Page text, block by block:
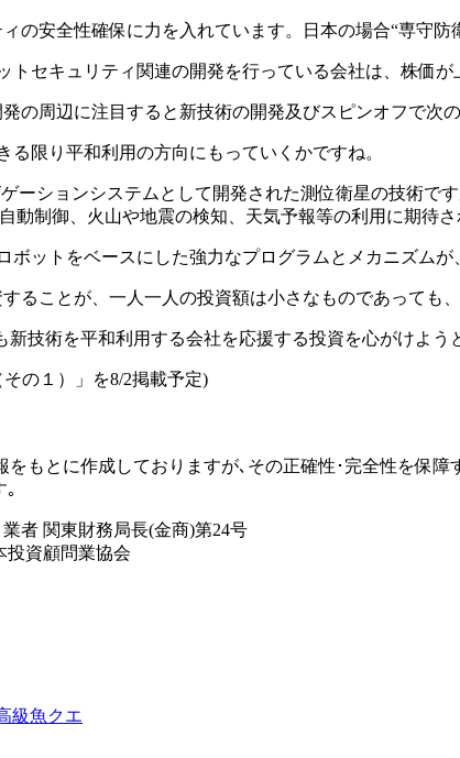
の安全性確保に力を入れています。日本の場合“専守防
セキュリティ関連の開発を行っている会社は、株価が
の周辺に注目すると新技術の開発及びスピンオフで次
限り平和利用の方向にもっていくかですね。
ーションシステムとして開発された測位衛星の技術で
動制御、火山や地震の検知、天気予報等の利用に期待さ
ットをベースにした強力なプログラムとメカニズムが
ることが、一人一人の投資額は小さなものであっても
技術を平和利用する会社を応援する投資を心がけよう
の１）」を8/2掲載予定)
もとに作成しておりますが､その正確性･完全性を保障
｡
者 関東財務局長(金商)第24号
投資顧問業協会
級魚クエ